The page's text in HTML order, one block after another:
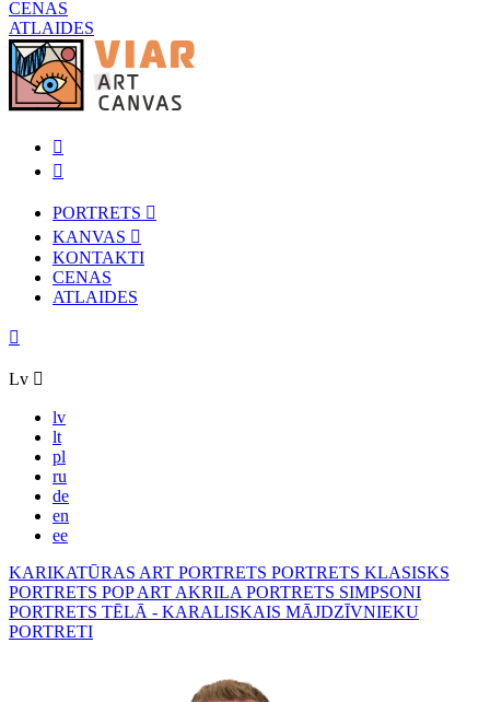
CENAS
ATLAIDES
PORTRETS
KANVAS
KONTAKTI
CENAS
ATLAIDES
Lv
lv
lt
pl
ru
de
en
ee
KARIKATŪRAS ART PORTRETS PORTRETS KLASISKS
PORTRETS POP ART AKRILA PORTRETS SIMPSONI
PORTRETS TĒLĀ - KARALISKAIS MĀJDZĪVNIEKU
PORTRETI